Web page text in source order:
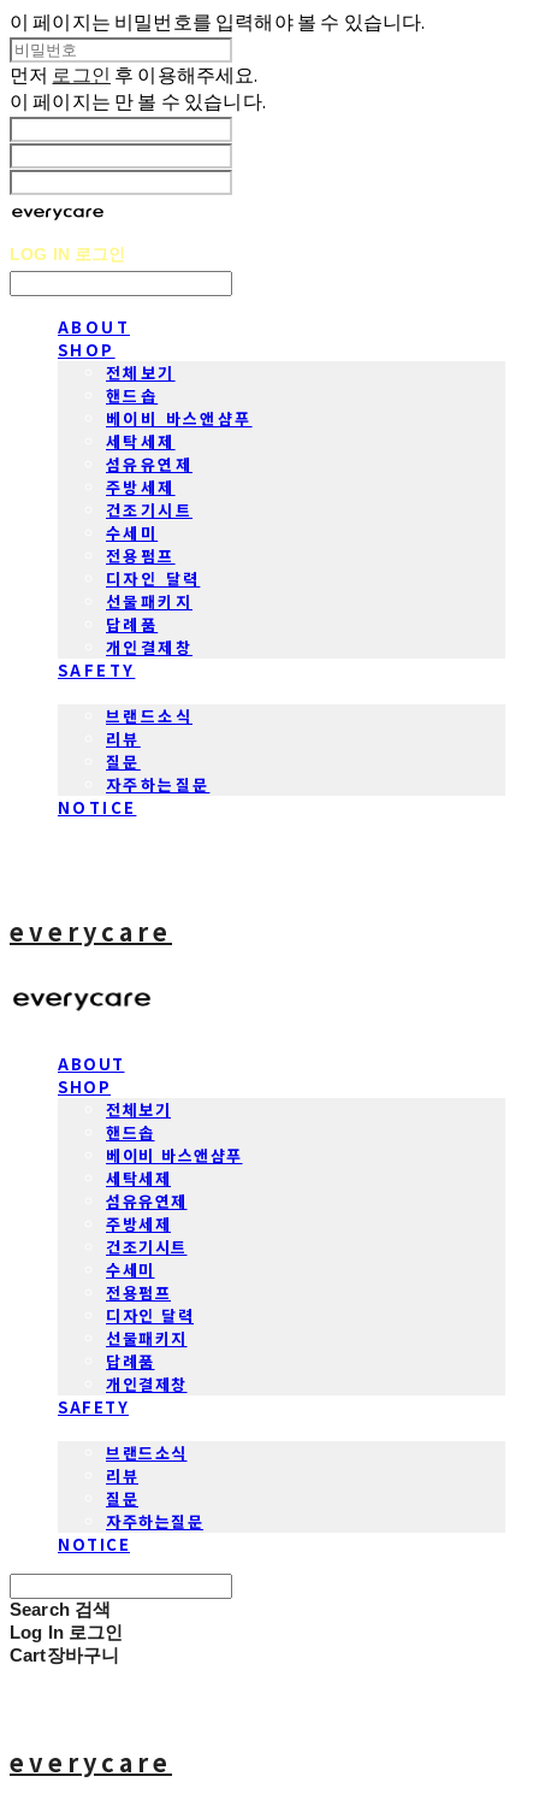
이 페이지는 비밀번호를 입력해야 볼 수 있습니다.
먼저 로그인 후 이용해주세요.
이 페이지는 만 볼 수 있습니다.
LOG IN 로그인
ABOUT
SHOP
전체보기
핸드솝
베이비 바스앤샴푸
세탁세제
섬유유연제
주방세제
건조기시트
수세미
전용펌프
디자인 달력
선물패키지
답례품
개인결제창
SAFETY
브랜드소식
리뷰
질문
자주하는질문
NOTICE
everycare
ABOUT
SHOP
전체보기
핸드솝
베이비 바스앤샴푸
세탁세제
섬유유연제
주방세제
건조기시트
수세미
전용펌프
디자인 달력
선물패키지
답례품
개인결제창
SAFETY
브랜드소식
리뷰
질문
자주하는질문
NOTICE
Search 검색
Log In 로그인
Cart장바구니
everycare